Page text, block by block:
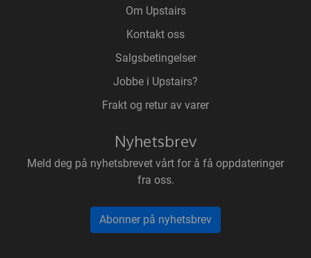
Om Upstairs
Kontakt oss
Salgsbetingelser
Jobbe i Upstairs?
Frakt og retur av varer
Nyhetsbrev
Meld deg på nyhetsbrevet vårt for å få oppdateringer
fra oss.
Abonner på nyhetsbrev